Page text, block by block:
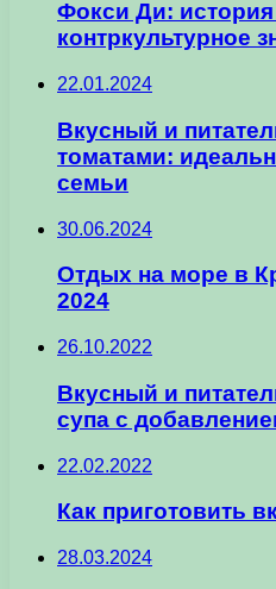
Фокси Ди:
контркультурное
22.01.2024
Вкусный и
томатами:
семьи
30.06.2024
Отдых на море в
2024
26.10.2022
Вкусный и
супа с
22.02.2022
Как приготовить
28.03.2024